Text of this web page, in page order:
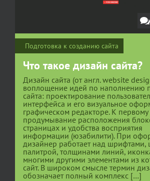
Подготовка к созданию сайта
Что такое дизайн сайта?
Дизайн сайта (от англ. website
воплощение идей по наполнению
сайта: проектирование
интерфейса и его визуальное
графическом редакторе. К первому
продумывание расположения
страницах и удобства восприятия
информации (юзабилити). При
дизайнер работает над шрифтами,
палитрой, толщинами линий,
многими другими элементами из
сайт. В широком смысле термин
обозначает полный комплекс […]